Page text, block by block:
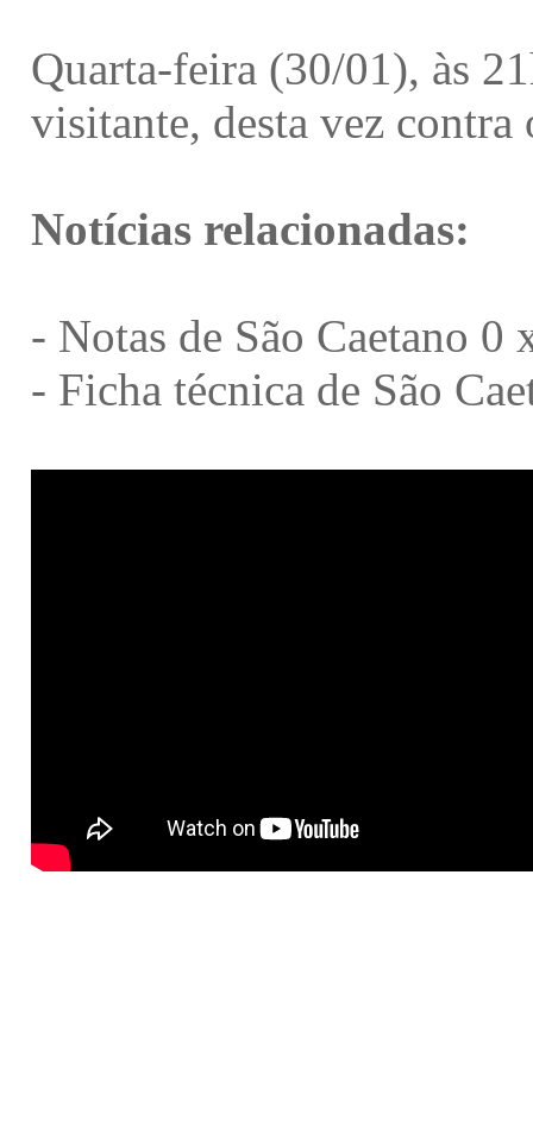
Quarta-feira (30/01), às
visitante, desta vez contra
Notícias relacionadas:
- Notas de São Caetano 0
- Ficha técnica de São